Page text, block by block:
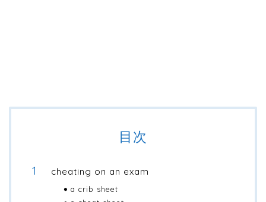
目次
cheating on an exam
a crib sheet